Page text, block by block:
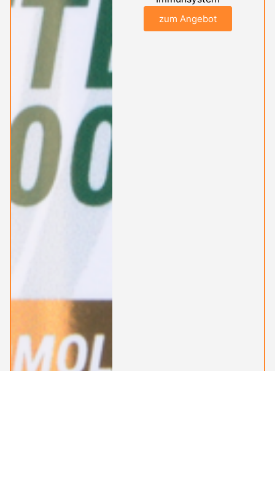
zum Angebot